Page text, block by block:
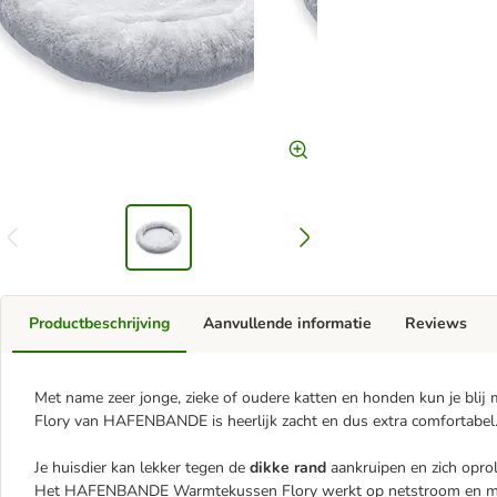
Productbeschrijving
Met name zeer jonge, zieke of oudere katten en honden kun je
Flory van HAFENBANDE is heerlijk zacht en dus extra comfortabel.
Je huisdier kan lekker tegen de dikke rand aankruipen en zich
Het HAFENBANDE Warmtekussen Flory werkt op netstroom en
Aanvullende informatie Reviews